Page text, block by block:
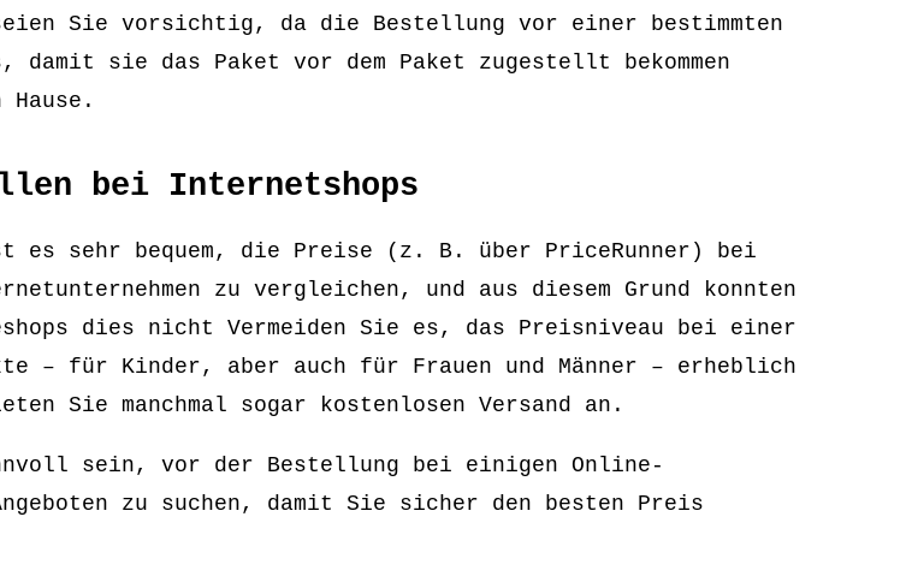
Sie vorsichtig, da die Bestellung vor einer bestimmten
damit sie das Paket vor dem Paket zugestellt bekommen
bei Internetshops
es sehr bequem, die Preise (z. B. über PriceRunner) bei
zu vergleichen, und aus diesem Grund konnten
dies nicht Vermeiden Sie es, das Preisniveau bei einer
– für Kinder, aber auch für Frauen und Männer – erheblich
Sie manchmal sogar kostenlosen Versand an.
sein, vor der Bestellung bei einigen Online-
zu suchen, damit Sie sicher den besten Preis